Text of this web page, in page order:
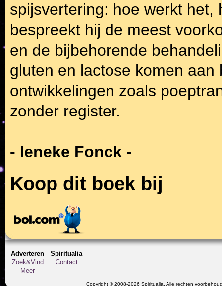
spijsvertering: hoe werkt het,
bespreekt hij de meest
en de bijbehorende
gluten en lactose komen
ontwikkelingen zoals
zonder register.
- Ieneke Fonck -
Koop dit boek bij
Adverteren
Zoek&Vind
Meer
Spiritualia
Contact
Copyright © 2008-2026 Spiritualia. Alle rechten